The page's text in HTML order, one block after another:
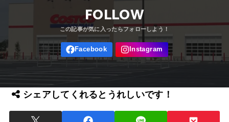
FOLLOW
シェアしてくれるとうれしいです！